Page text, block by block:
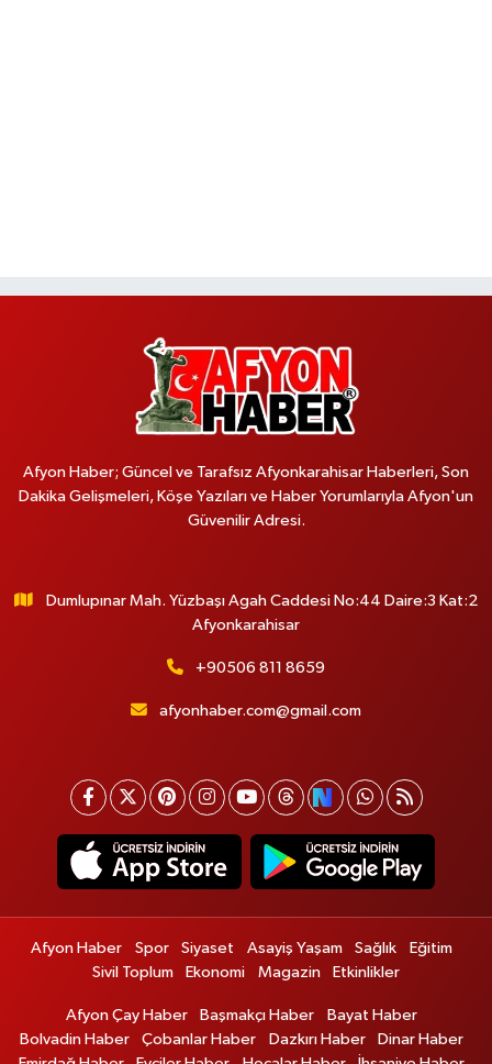
Afyon Haber; Güncel ve Tarafsız Afyonkarahisar Haberleri, Son
Dakika Gelişmeleri, Köşe Yazıları ve Haber Yorumlarıyla Afyon'un
Güvenilir Adresi.
Dumlupınar Mah. Yüzbaşı Agah Caddesi No:44 Daire:3 Kat:2
Afyonkarahisar
+90506 811 8659
afyonhaber.com@gmail.com
Afyon Haber Spor Siyaset Asayiş Yaşam Sağlık
Eğitim
Sivil Toplum
Ekonomi Magazin Etkinlikler
Afyon Çay Haber Başmakçı Haber
Bayat Haber
Bolvadin Haber
Çobanlar Haber Dazkırı Haber
Dinar Haber